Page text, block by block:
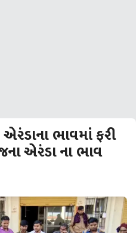
ભાવમાં ફરી
એરંડા ના ભાવ